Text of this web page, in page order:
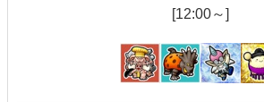
[12:00～]